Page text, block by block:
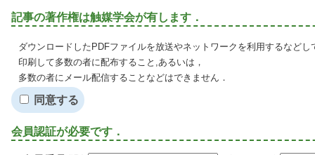
記事の著作権は触媒学会が有します．
ダウンロードしたPDFファイルを放送やネットワークを利用するなど
印刷して多数の者に配布すること,あるいは，
多数の者にメール配信することなどはできません．
同意する
会員認証が必要です．